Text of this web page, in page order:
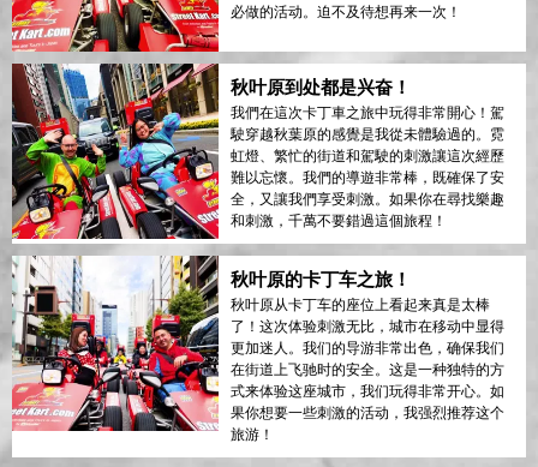
必做的活动。迫不及待想再来一次！
秋叶原到处都是兴奋！
我們在這次卡丁車之旅中玩得非常開心！駕
駛穿越秋葉原的感覺是我從未體驗過的。霓
虹燈、繁忙的街道和駕駛的刺激讓這次經歷
難以忘懷。我們的導遊非常棒，既確保了安
全，又讓我們享受刺激。如果你在尋找樂趣
和刺激，千萬不要錯過這個旅程！
秋叶原的卡丁车之旅！
秋叶原从卡丁车的座位上看起来真是太棒
了！这次体验刺激无比，城市在移动中显得
更加迷人。我们的导游非常出色，确保我们
在街道上飞驰时的安全。这是一种独特的方
式来体验这座城市，我们玩得非常开心。如
果你想要一些刺激的活动，我强烈推荐这个
旅游！